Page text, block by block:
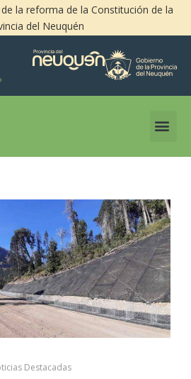
de la reforma de la Constitución de la
del Neuquén
Destacadas